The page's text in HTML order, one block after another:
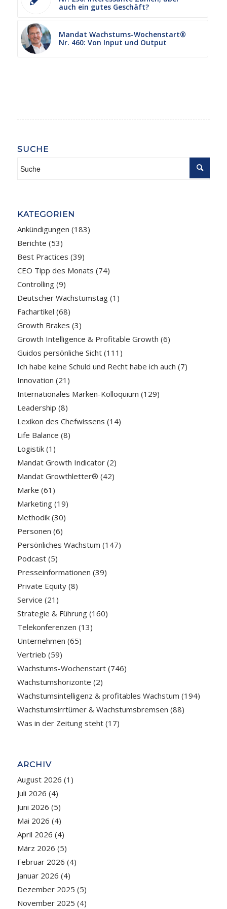
auch ein gutes Geschäft?
Mandat Wachstums-Wochenstart®
Nr. 460: Von Input und Output
SUCHE
KATEGORIEN
Ankündigungen (183)
Berichte (53)
Best Practices (39)
CEO Tipp des Monats (74)
Controlling(9)
Deutscher Wachstumstag(1)
Fachartikel (68)
Growth Brakes (3)
Growth Intelligence & Profitable Growth (6)
Guidos persönliche Sicht(111)
Ich habe keine Schuld und Recht habe ich auch (7)
Innovation (21)
Internationales Marken-Kolloquium (129)
Leadership (8)
Lexikon des Chefwissens (14)
Life Balance (8)
Logistik(1)
Mandat Growth Indicator(2)
Mandat Growthletter® (42)
Marke (61)
Marketing(19)
Methodik(30)
Personen (6)
Persönliches Wachstum (147)
Podcast(5)
Presseinformationen (39)
Private Equity(8)
Service (21)
Strategie & Führung(160)
Telekonferenzen (13)
Unternehmen (65)
Vertrieb (59)
Wachstums-Wochenstart(746)
Wachstumshorizonte (2)
Wachstumsintelligenz & profitables Wachstum (194)
Wachstumsirrtümer & Wachstumsbremsen (88)
Was in der Zeitung steht(17)
ARCHIV
August 2026 (1)
Juli 2026 (4)
Juni 2026 (5)
Mai 2026 (4)
April 2026 (4)
März 2026 (5)
Februar 2026 (4)
Januar 2026 (4)
Dezember 2025 (5)
November 2025 (4)